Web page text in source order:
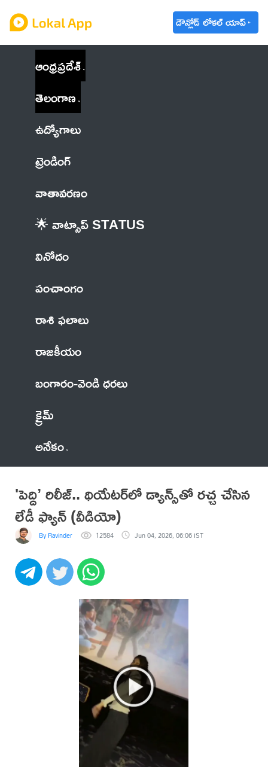
డౌన్లోడ్ లోకల్ యాప్
ఆంధ్రప్రదేశ్
తెలంగాణ
ఉద్యోగాలు
ట్రెండింగ్
వాతావరణం
🌟 వాట్సాప్ STATUS
వినోదం
పంచాంగం
రాశి ఫలాలు
రాజకీయం
బంగారం-వెండి ధరలు
క్రైమ్
అనేకం
'పెద్ది’ రిలీజ్.. థియేటర్‌లో డ్యాన్స్‌తో రచ్చ చేసిన
లేడీ ఫ్యాన్ (వీడియో)
By Ravinder 12584 Jun 04, 2026, 06:06 IST